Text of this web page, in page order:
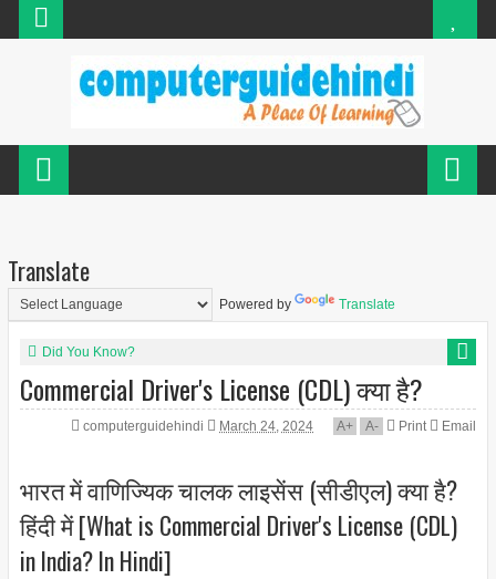
Translate
Powered by Translate
Did You Know?
Commercial Driver's License (CDL) क्या है?
computerguidehindi March 24, 2024 A+ A- Print Email
भारत में वाणिज्यिक चालक लाइसेंस (सीडीएल) क्या है?
हिंदी में [What is Commercial Driver's License (CDL)
in India? In Hindi]